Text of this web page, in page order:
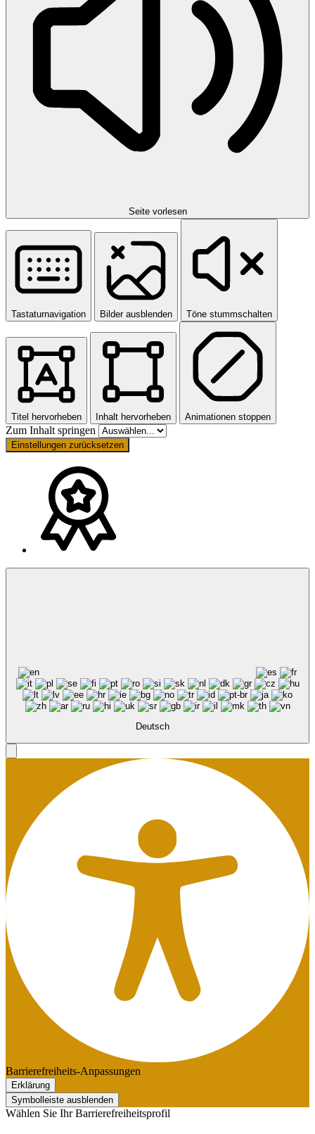
Seite vorlesen
Tastaturnavigation Bilder ausblenden Töne stummschalten
Titel hervorheben Inhalt hervorheben Animationen stoppen
Zum Inhalt springen
Einstellungen zurücksetzen
Deutsch
Barrierefreiheits-Anpassungen
Erklärung
Symbolleiste ausblenden
Wählen Sie Ihr Barrierefreiheitsprofil